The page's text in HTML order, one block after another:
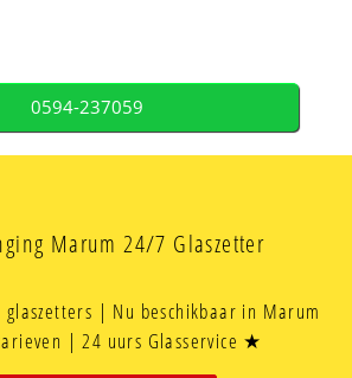
0594-237059
Marum 24/7 Glaszetter
| Nu beschikbaar in Marum
| 24 uurs Glasservice ★